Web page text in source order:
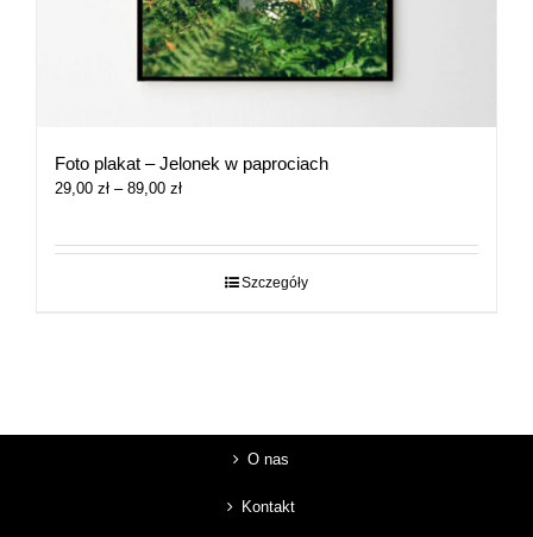
Foto plakat – Jelonek w paprociach
29,00 zł – 89,00 złZakres
29,00 zł
Szczegóły
O nas
Kontakt